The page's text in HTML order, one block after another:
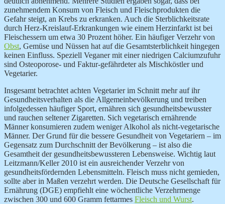
zunehmendem Konsum von Fleisch und Fleischprodukten die
Gefahr steigt, an Krebs zu erkranken. Auch die Sterblichkeitsrate
durch Herz-Kreislauf-Erkrankungen wie einem Herzinfarkt ist bei
Fleischessern um etwa 30 Prozent höher. Ein häufiger Verzehr von
Obst, Gemüse und Nüssen hat auf die Gesamtsterblichkeit hingegen
keinen Einfluss. Speziell Veganer mit einer niedrigen Calciumzufuhr
sind Osteoporose- und Faktur-gefährdeter als Mischköstler und
Vegetarier.
Insgesamt betrachtet achten Vegetarier im Schnitt mehr auf ihr
Gesundheitsverhalten als die Allgemeinbevölkerung und treiben
infolgedessen häufiger Sport, ernähren sich gesundheitsbewusster
und rauchen seltener Zigaretten. Sich vegetarisch ernährende
Männer konsumieren zudem weniger Alkohol als nicht-vegetarische
Männer. Der Grund für die bessere Gesundheit von Vegetariern – im
Gegensatz zum Durchschnitt der Bevölkerung – ist also die
Gesamtheit der gesundheitsbewussteren Lebensweise. Wichtig laut
Leitzmann/Keller 2010 ist ein ausreichender Verzehr von
gesundheitsfördernden Lebensmitteln. Fleisch muss nicht gemieden,
sollte aber in Maßen verzehrt werden. Die Deutsche Gesellschaft für
Ernährung (DGE) empfiehlt eine wöchentliche Verzehrmenge
zwischen 300 und 600 Gramm fettarmes Fleisch und Wurst.